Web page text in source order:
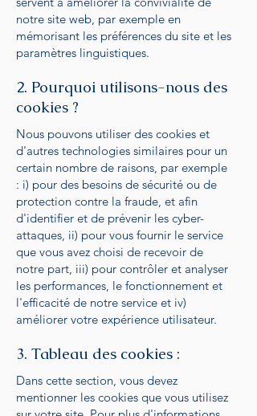
notre site web, par exemple en
mémorisant les préférences du site et les
paramètres linguistiques.
2. Pourquoi utilisons-nous des
cookies ?
Nous pouvons utiliser des cookies et
d'autres technologies similaires pour un
certain nombre de raisons, par exemple
: i) pour des besoins de sécurité ou de
protection contre la fraude, et afin
d'identifier et de prévenir les cyber-
attaques, ii) pour vous fournir le service
que vous avez choisi de recevoir de
notre part, iii) pour contrôler et analyser
les performances, le fonctionnement et
l'efficacité de notre service et iv)
améliorer votre expérience utilisateur.
3. Tableau des cookies :
Dans cette section, vous devez
mentionner les cookies que vous utilisez